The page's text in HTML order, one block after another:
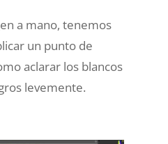
a mano, tenemos
un punto de
aclarar los blancos
levemente.